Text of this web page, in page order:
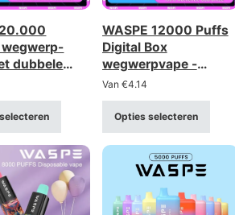
dubbele
–
met LCD-
(sterkte 0-
WASPE 12000 Puffs
Digital Box
wegwerpvape -
oplaadbaar en
duurzaam met slim
display
Van €4.14
Opties selecteren